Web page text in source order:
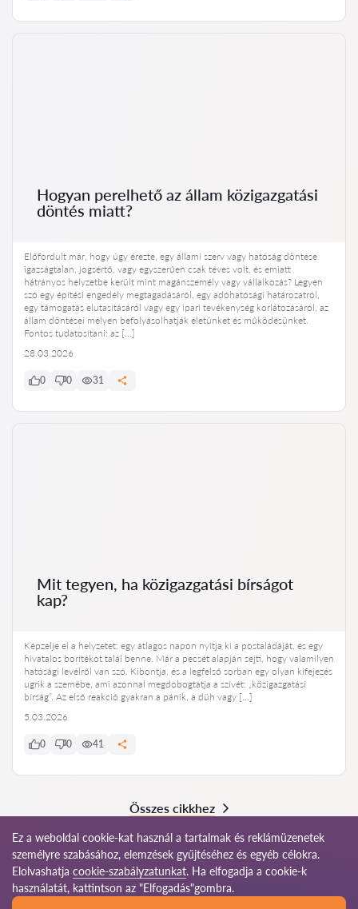
Hogyan perelhető az állam közigazgatási
döntés miatt?
Előfordult már, hogy úgy érezte, egy állami szerv vagy hatóság döntése
igazságtalan, jogsértő, vagy egyszerűen csak téves volt, és emiatt
hátrányos helyzetbe került mint magánszemély vagy vállalkozás? Legyen
szó egy építési engedély megtagadásáról, egy adóhatósági határozatról,
egy támogatás elutasításáról vagy egy ipari tevékenység korlátozásáról, az
állam döntései mélyen befolyásolhatják életünket és működésünket.
Fontos tudatosítani: az […]
28.03.2026
0 0 31
Mit tegyen, ha közigazgatási bírságot
kap?
Képzelje el a helyzetet: egy átlagos napon nyitja ki a postaládáját, és egy
hivatalos borítékot talál benne. Már a pecsét alapján sejti, hogy valamilyen
hatósági levélről van szó. Kibontja, és a legfelső sorban egy olyan kifejezés
ugrik a szemébe, ami azonnal megdobogtatja a szívét: „közigazgatási
bírság”. Az első reakció gyakran a pánik, a düh vagy […]
5.03.2026
0 0 41
Összes cikkhez
© 2026 Ugyvedek-hu.com
Ez a weboldal cookie-kat használ a tartalmak és reklámüzenetek
személyre szabásához, elemzések gyűjtéséhez és egyéb célokra.
Elolvashatja cookie-szabályzatunkat. Ha elfogadja a cookie-k
használatát, kattintson az "Elfogadás"gombra.